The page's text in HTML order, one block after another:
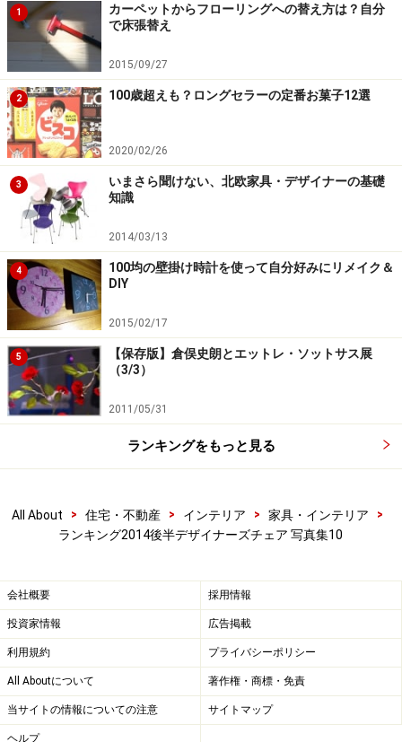
1
カーペットからフローリングへの替え方は？自分
で床張替え
2015/09/27
2 100歳超えも？ロングセラーの定番お菓子12選
2020/02/26
3
いまさら聞けない、北欧家具・デザイナーの基礎
知識
2014/03/13
4
100均の壁掛け時計を使って自分好みにリメイク＆
DIY
2015/02/17
5
【保存版】倉俣史朗とエットレ・ソットサス展
（3/3）
2011/05/31
ランキングをもっと見る
All About > 住宅・不動産 > インテリア > 家具・インテリア
>
ランキング2014後半デザイナーズチェア 写真集10
会社概要 採用情報
投資家情報 広告掲載
利用規約 プライバシーポリシー
All Aboutについて 著作権・商標・免責
当サイトの情報についての注意 サイトマップ
ヘルプ